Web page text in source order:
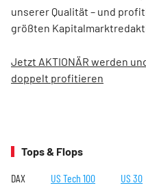
unserer Qualität – und
größten
Jetzt AKTIONÄR werden
doppelt profitieren
Tops & Flops
DAX US Tech 100 US 30